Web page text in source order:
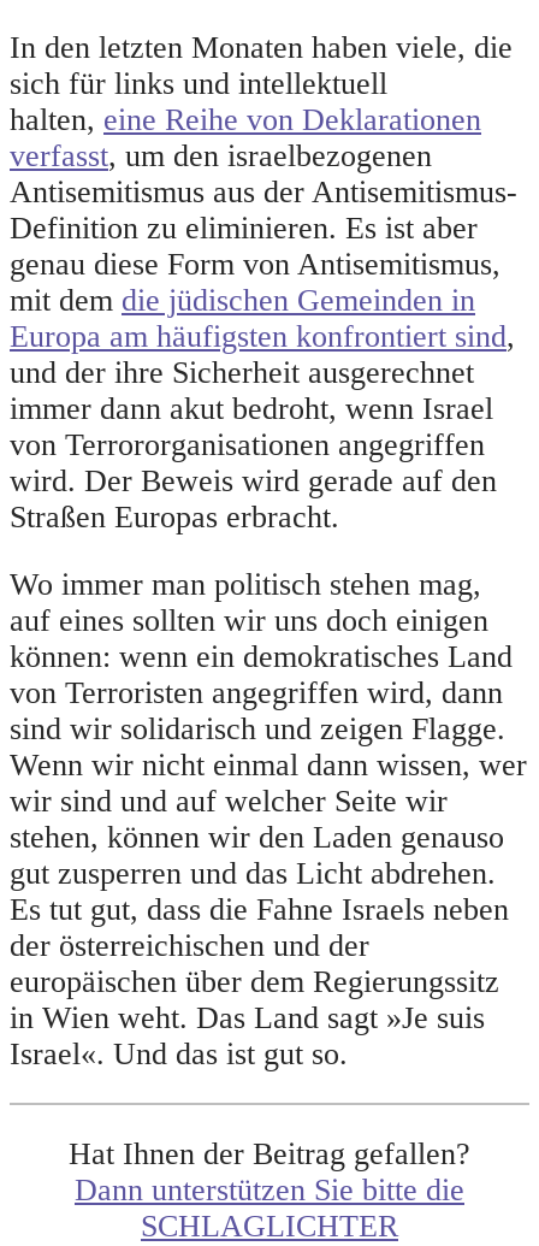
In den letzten Monaten haben viele, die
sich für links und intellektuell
halten, eine Reihe von Deklarationen
verfasst, um den israelbezogenen
Antisemitismus aus der Antisemitismus-
Definition zu eliminieren. Es ist aber
genau diese Form von Antisemitismus,
mit dem die jüdischen Gemeinden in
Europa am häufigsten konfrontiert sind,
und der ihre Sicherheit ausgerechnet
immer dann akut bedroht, wenn Israel
von Terrororganisationen angegriffen
wird. Der Beweis wird gerade auf den
Straßen Europas erbracht.
Wo immer man politisch stehen mag,
auf eines sollten wir uns doch einigen
können: wenn ein demokratisches Land
von Terroristen angegriffen wird, dann
sind wir solidarisch und zeigen Flagge.
Wenn wir nicht einmal dann wissen, wer
wir sind und auf welcher Seite wir
stehen, können wir den Laden genauso
gut zusperren und das Licht abdrehen.
Es tut gut, dass die Fahne Israels neben
der österreichischen und der
europäischen über dem Regierungssitz
in Wien weht. Das Land sagt »Je suis
Israel«. Und das ist gut so.
Hat Ihnen der Beitrag gefallen?
Dann unterstützen Sie bitte die
SCHLAGLICHTER